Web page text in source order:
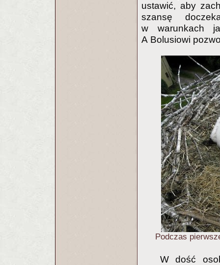
ustawić, aby
szansę
w warunkach
A Bolusiowi
Podczas
W dość